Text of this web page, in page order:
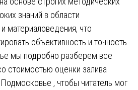
знаний в области
материаловедения, что
объективность и точность
мы подробно разберем все
стоимостью оценки залива
, чтобы читатель мог